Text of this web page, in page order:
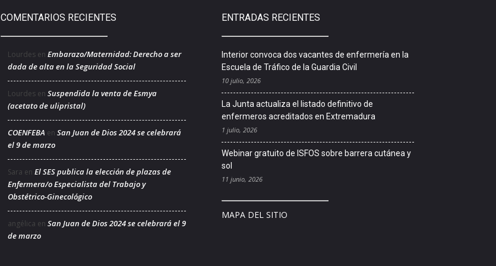
COMENTARIOS RECIENTES
Lourdes en Embarazo/Maternidad: Derecho a ser
dada de alta en la Seguridad Social
Lourdes en Suspendida la venta de Esmya
(acetato de ulipristal)
COENFEBA en San Juan de Dios 2024 se celebrará
el 9 de marzo
Sara en El SES publica la elección de plazas de
Enfermera/o Especialista del Trabajo y
Obstétrico-Ginecológico
angélica en San Juan de Dios 2024 se celebrará el 9
de marzo
ENTRADAS RECIENTES
Interior convoca dos vacantes de enfermería en la
Escuela de Tráfico de la Guardia Civil
10 julio, 2026
La Junta actualiza el listado definitivo de
enfermeros acreditados en Extremadura
1 julio, 2026
Webinar gratuito de ISFOS sobre barrera cutánea y
sol
11 junio, 2026
MAPA DEL SITIO